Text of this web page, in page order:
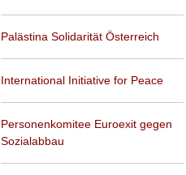
Palästina Solidarität Österreich
International Initiative for Peace
Personenkomitee Euroexit gegen
Sozialabbau